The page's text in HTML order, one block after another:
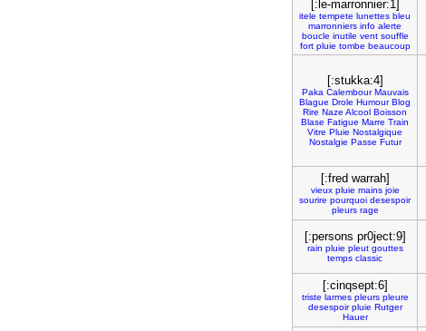
[:le-marronnier:1]
itele tempete lunettes bleu
marronniers info alerte
boucle inutile vent souffle
fort pluie tombe beaucoup
[:stukka:4]
Paka Calembour Mauvais
Blague Drole Humour Blog
Rire Naze Alcool Boisson
Blase Fatigue Marre Train
Vitre Pluie Nostalgique
Nostalgie Passe Futur
[:fred warrah]
vieux pluie mains joie
sourire pourquoi desespoir
pleurs rage
[:persons pr0ject:9]
rain pluie pleut gouttes
temps classic
[:cinqsept:6]
triste larmes pleurs pleure
desespoir pluie Rutger
Hauer